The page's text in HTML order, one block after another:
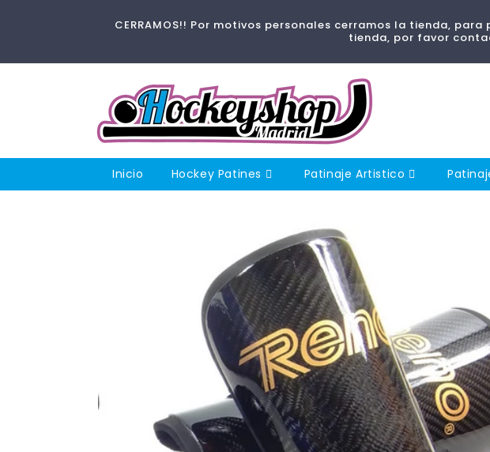
CERRAMOS!! Por motivos personales cerramos la tienda,
tienda, por favor
Inicio Hockey Patines Patinaje Artistico